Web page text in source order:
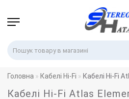
Головна Кабелі Hi-Fi Кабелі Hi-Fi
Кабелі Hi-Fi Atlas